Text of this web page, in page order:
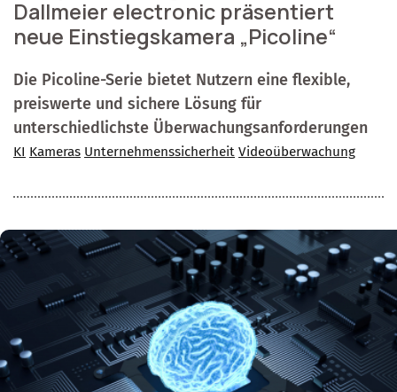
Dallmeier electronic präsentiert
neue Einstiegskamera „Picoline“
Die Picoline-Serie bietet Nutzern eine flexible,
preiswerte und sichere Lösung für
unterschiedlichste Überwachungsanforderungen
KI Kameras Unternehmenssicherheit Videoüberwachung